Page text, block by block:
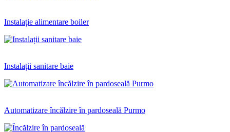
Instalație alimentare boiler
Instalații sanitare baie
Automatizare încălzire în pardoseală Purmo